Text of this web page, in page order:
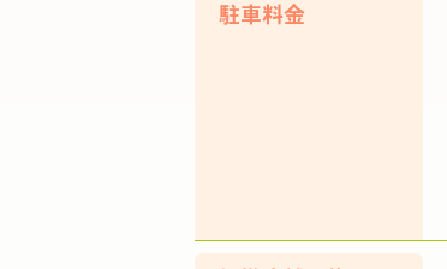
駐車料金